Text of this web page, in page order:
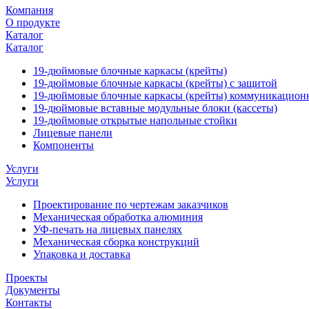
Компания
О продукте
Каталог
Каталог
19-дюймовые блочные каркасы (крейты)
19-дюймовые блочные каркасы (крейты) с защитой
19-дюймовые блочные каркасы (крейты)
19-дюймовые вставные модульные блоки (кассеты)
19-дюймовые открытые напольные стойки
Лицевые панели
Компоненты
Услуги
Услуги
Проектирование по чертежам заказчиков
Механическая обработка алюминия
УФ-печать на лицевых панелях
Механическая сборка конструкций
Упаковка и доставка
Проекты
Документы
Контакты